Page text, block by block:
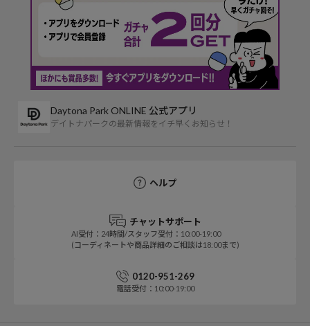
Daytona Park ONLINE 公式アプリ
デイトナパークの最新情報をイチ早くお知らせ！
ヘルプ
チャットサポート
AI受付：24時間/スタッフ受付：10:00-19:00
(コーディネートや商品詳細のご相談は18:00まで)
0120-951-269
電話受付：10:00-19:00